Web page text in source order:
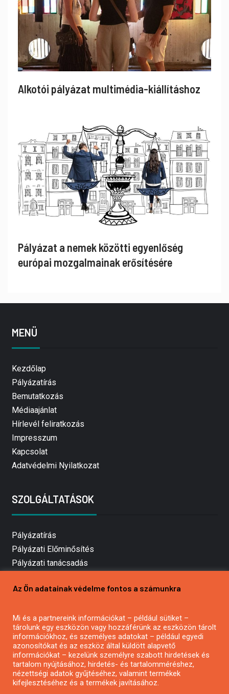
Alkotói pályázat multimédia-kiállításhoz
Pályázat a nemek közötti egyenlőség
európai mozgalmainak erősítésére
MENÜ
Kezdőlap
Pályázatírás
Bemutatkozás
Médiaajánlat
Hírlevél feliratkozás
Impresszum
Kapcsolat
Adatvédelmi Nyilatkozat
SZOLGÁLTATÁSOK
Pályázatírás
Pályázati Előminősítés
Pályázati tanácsadás
Mezőgazdasági pályázatírás
Pályázatírás civil szervezeteknek
Pályázatírás önkormányzatoknak
Pályázatfigyelés
Specifikus pályázatfigyelés vagy hírlevél
Az Ön adatainak védelme fontos a számunkra
Mi és a partnereink információkat – például sütiket –
tárolunk egy eszközön vagy hozzáférünk az eszközön tárolt
információkhoz, és személyes adatokat – például egyedi
azonosítókat és az eszköz által küldött alapvető
információkat – kezelünk személyre szabott hirdetések és
tartalom nyújtásához, hirdetés- és tartalomméréshez,
nézettségi adatok gyűjtéséhez, valamint termékek
kifejlesztéséhez és a termékek javításához.